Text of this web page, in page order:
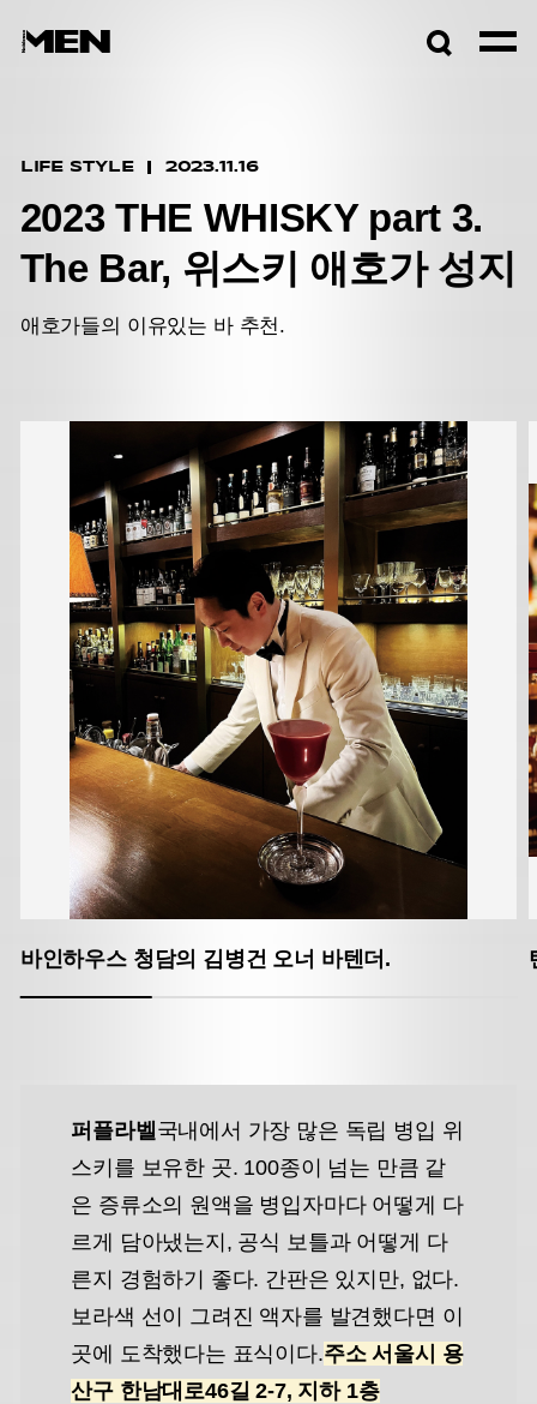
LIFE STYLE 2023.11.16
2023 THE WHISKY part 3.
The Bar, 위스키 애호가 성지
애호가들의 이유있는 바 추천.
바인하우스 청담의 김병건 오너 바텐더.
퍼플라벨 국내에서 가장 많은 독립 병입 위
스키를 보유한 곳. 100종이 넘는 만큼 같
은 증류소의 원액을 병입자마다 어떻게 다
르게 담아냈는지, 공식 보틀과 어떻게 다
른지 경험하기 좋다. 간판은 있지만, 없다.
보라색 선이 그려진 액자를 발견했다면 이
곳에 도착했다는 표식이다.주소 서울시 용
산구 한남대로46길 2-7, 지하 1층